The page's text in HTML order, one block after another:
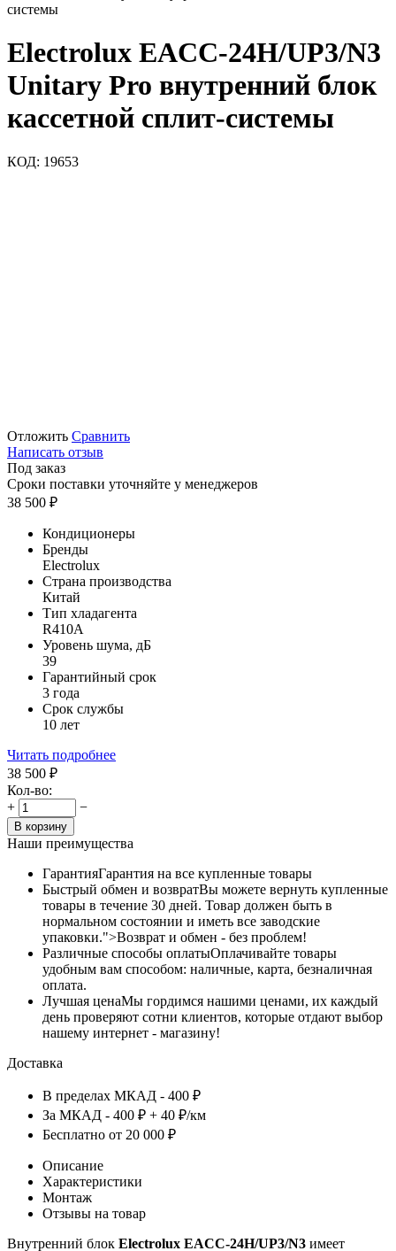
системы
Electrolux EACC-24H/UP3/N3
Unitary Pro внутренний блок
кассетной сплит-системы
КОД: 19653
Отложить Сравнить
Написать отзыв
Под заказ
Сроки поставки уточняйте у менеджеров
38 500 ₽
Кондиционеры
Бренды
Electrolux
Страна производства
Китай
Тип хладагента
R410A
Уровень шума, дБ
39
Гарантийный срок
3 года
Срок службы
10 лет
Читать подробнее
38 500 ₽
Кол-во:
+
−
В корзину
Наши преимущества
ГарантияГарантия на все купленные товары
Быстрый обмен и возвратВы можете вернуть купленные
товары в течение 30 дней. Товар должен быть в
нормальном состоянии и иметь все заводские
упаковки.">Возврат и обмен - без проблем!
Различные способы оплатыОплачивайте товары
удобным вам способом: наличные, карта, безналичная
оплата.
Лучшая ценаМы гордимся нашими ценами, их каждый
день проверяют сотни клиентов, которые отдают выбор
нашему интернет - магазину!
Доставка
В пределах МКАД - 400 ₽
За МКАД - 400 ₽ + 40 ₽/км
Бесплатно от 20 000 ₽
Описание
Характеристики
Монтаж
Отзывы на товар
Внутренний блок Electrolux EACC-24H/UP3/N3 имеет